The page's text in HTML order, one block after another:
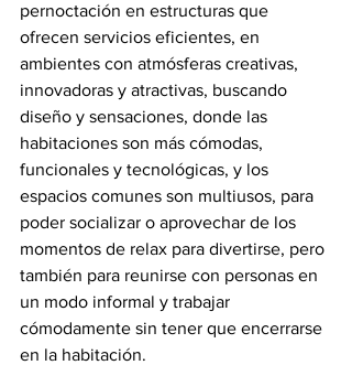
pernoctación en estructuras que
ofrecen servicios eficientes, en
ambientes con atmósferas creativas,
innovadoras y atractivas, buscando
diseño y sensaciones, donde las
habitaciones son más cómodas,
funcionales y tecnológicas, y los
espacios comunes son multiusos, para
poder socializar o aprovechar de los
momentos de relax para divertirse, pero
también para reunirse con personas en
un modo informal y trabajar
cómodamente sin tener que encerrarse
en la habitación.